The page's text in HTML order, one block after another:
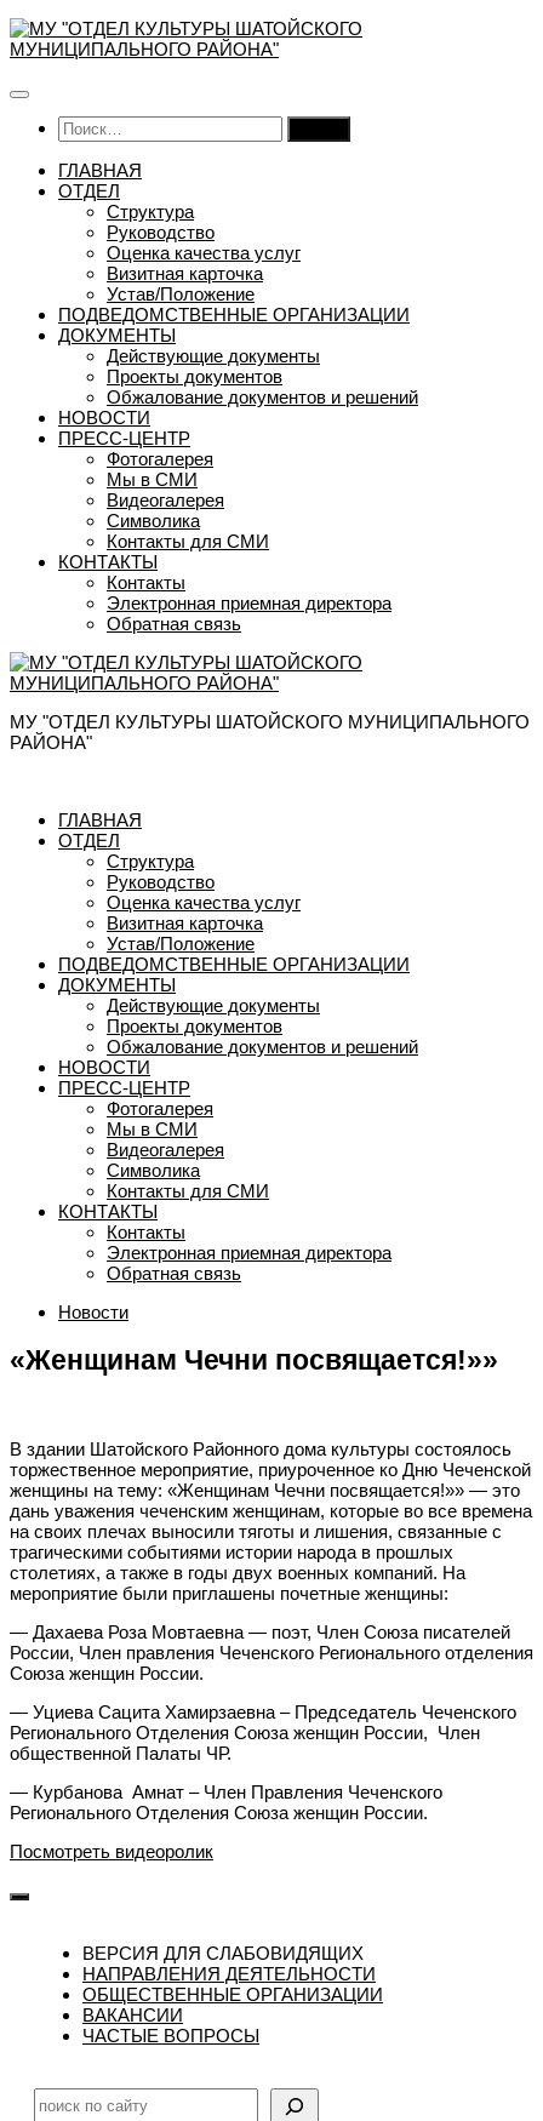
Перейти
к
Найти:
ГЛАВНАЯ
ОТДЕЛ
Структура
Руководство
Оценка качества услуг
Визитная карточка
Устав/Положение
ПОДВЕДОМСТВЕННЫЕ ОРГАНИЗАЦИИ
ДОКУМЕНТЫ
Действующие документы
Проекты документов
Обжалование документов и решений
НОВОСТИ
ПРЕСС-ЦЕНТР
Фотогалерея
Мы в СМИ
Видеогалерея
Символика
Контакты для СМИ
КОНТАКТЫ
Контакты
Электронная приемная директора
Обратная связь
МУ "ОТДЕЛ КУЛЬТУРЫ ШАТОЙСКОГО МУНИЦИПАЛЬНОГО
РАЙОНА"
ГЛАВНАЯ
ОТДЕЛ
Структура
Руководство
Оценка качества услуг
Визитная карточка
Устав/Положение
ПОДВЕДОМСТВЕННЫЕ ОРГАНИЗАЦИИ
ДОКУМЕНТЫ
Действующие документы
Проекты документов
Обжалование документов и решений
НОВОСТИ
ПРЕСС-ЦЕНТР
Фотогалерея
Мы в СМИ
Видеогалерея
Символика
Контакты для СМИ
КОНТАКТЫ
Контакты
Электронная приемная директора
Обратная связь
Новости
«Женщинам Чечни посвящается!»»
В здании Шатойского Районного дома культуры состоялось
торжественное мероприятие, приуроченное ко Дню Чеченской
женщины на тему: «Женщинам Чечни посвящается!»» — это
дань уважения чеченским женщинам, которые во все времена
на своих плечах выносили тяготы и лишения, связанные с
трагическими событиями истории народа в прошлых
столетиях, а также в годы двух военных компаний. На
мероприятие были приглашены почетные женщины:
— Дахаева Роза Мовтаевна — поэт, Член Союза писателей
России, Член правления Чеченского Регионального отделения
Союза женщин России.
— Уциева Сацита Хамирзаевна – Председатель Чеченского
Регионального Отделения Союза женщин России, Член
общественной Палаты ЧР.
— Курбанова Амнат – Член Правления Чеченского
Регионального Отделения Союза женщин России.
Посмотреть видеоролик
ВЕРСИЯ ДЛЯ СЛАБОВИДЯЩИХ
НАПРАВЛЕНИЯ ДЕЯТЕЛЬНОСТИ
ОБЩЕСТВЕННЫЕ ОРГАНИЗАЦИИ
ВАКАНСИИ
ЧАСТЫЕ ВОПРОСЫ